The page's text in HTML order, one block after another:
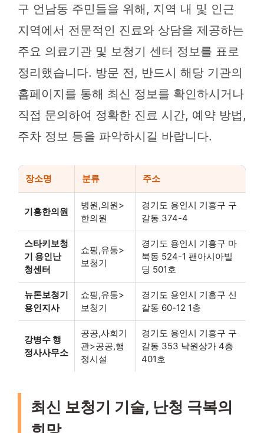
구 언남동 주민들을 위해, 지역 내 및 인근
지역에서 전문적인 진료와 상담을 제공하는
주요 의료기관 및 보청기 센터 정보를 표로
정리했습니다. 방문 전, 반드시 해당 기관의
홈페이지를 통해 최신 정보를 확인하시거나
직접 문의하여 정확한 진료 시간, 예약 방법,
주차 정보 등을 파악하시길 바랍니다.
장소명 분류 주소
기흥한의원
병원,의원>
한의원
경기도 용인시 기흥구 구
갈동 374-4
스타키보청
기 용인난
청센터
쇼핑,유통>
보청기
경기도 용인시 기흥구 마
북동 524-1 팬아시아빌
딩 501호
뉴톤보청기
용인지사
쇼핑,유통>
보청기
경기도 용인시 기흥구 신
갈동 60-12 1층
강병수 행
정사사무소
공공,사회기
관>공공,행
정시설
경기도 용인시 기흥구 구
갈동 353 낙원상가 4층
401호
최신 보청기 기술, 난청 극복의